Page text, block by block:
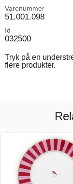
Varenummer
51.001.098
Id
032500
Tryk på en
flere produkter.